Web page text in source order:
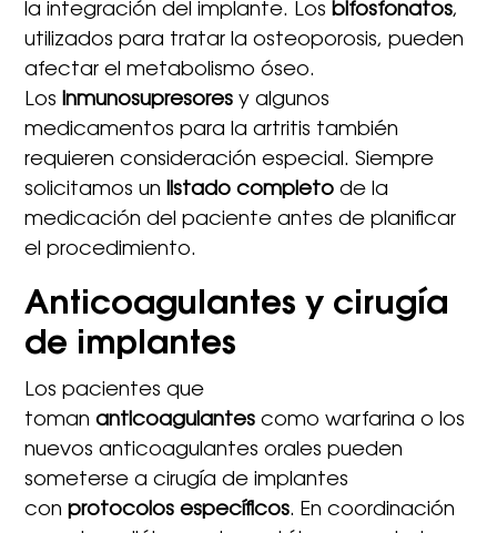
la integración del implante. Losbifosfonatos,
utilizados para tratar la osteoporosis, pueden
afectar el metabolismo óseo.
Losinmunosupresores y algunos
medicamentos para la artritis también
requieren consideración especial. Siempre
solicitamos unlistado completo de la
medicación del paciente antes de planificar
el procedimiento.
Anticoagulantes y cirugía
de implantes
Los pacientes que
tomananticoagulantes como warfarina o los
nuevos anticoagulantes orales pueden
someterse a cirugía de implantes
con protocolos específicos. En coordinación